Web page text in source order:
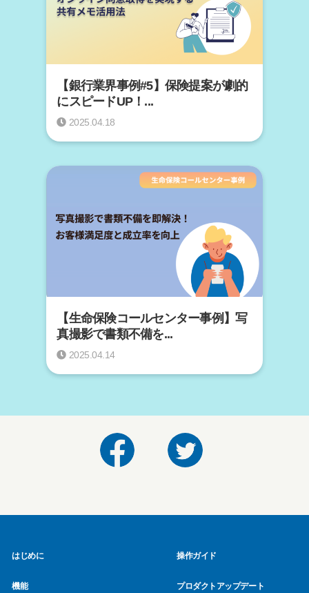
【銀行業界事例#5】保険提案が劇的
にスピードUP！...
2025.04.18
【生命保険コールセンター事例】写
真撮影で書類不備を...
2025.04.14
はじめに 操作ガイド
機能 プロダクトアップデート